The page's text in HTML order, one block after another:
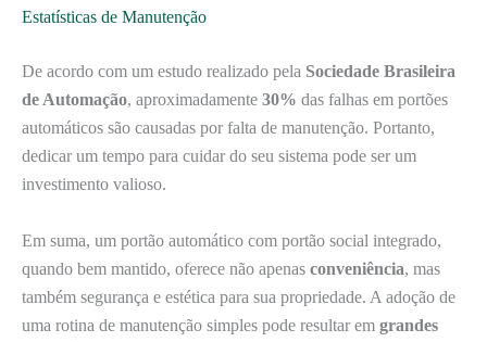
Estatísticas de Manutenção
De acordo com um estudo realizado pela Sociedade Brasileira
de Automação, aproximadamente 30% das falhas em portões
automáticos são causadas por falta de manutenção. Portanto,
dedicar um tempo para cuidar do seu sistema pode ser um
investimento valioso.
Em suma, um portão automático com portão social integrado,
quando bem mantido, oferece não apenas conveniência, mas
também segurança e estética para sua propriedade. A adoção de
uma rotina de manutenção simples pode resultar em grandes